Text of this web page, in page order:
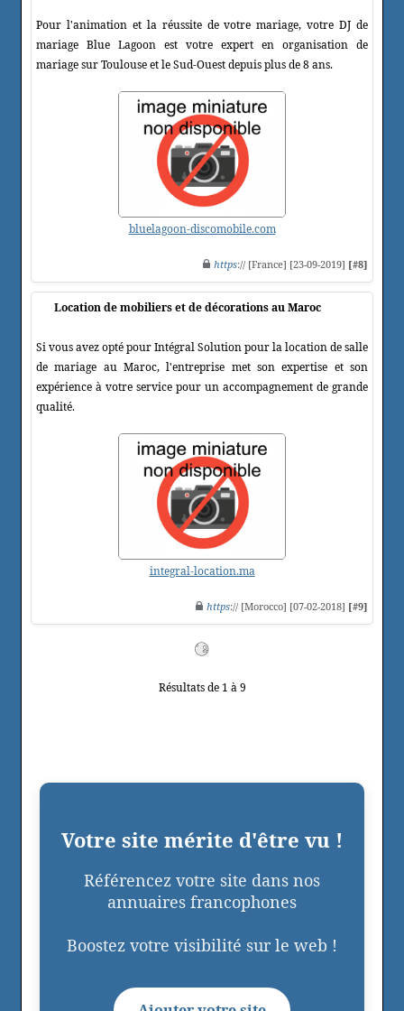
Pour l'animation et la réussite de votre mariage, votre DJ de
mariage Blue Lagoon est votre expert en organisation de
mariage sur Toulouse et le Sud-Ouest depuis plus de 8 ans.
bluelagoon-discomobile.com
https:// [France] [23-09-2019] [#8]
Location de mobiliers et de décorations au Maroc
Si vous avez opté pour Intégral Solution pour la location de salle
de mariage au Maroc, l'entreprise met son expertise et son
expérience à votre service pour un accompagnement de grande
qualité.
integral-location.ma
https:// [Morocco] [07-02-2018] [#9]
Résultats de 1 à 9
Votre site mérite d'être vu !
Référencez votre site dans nos
annuaires francophones
Boostez votre visibilité sur le web !